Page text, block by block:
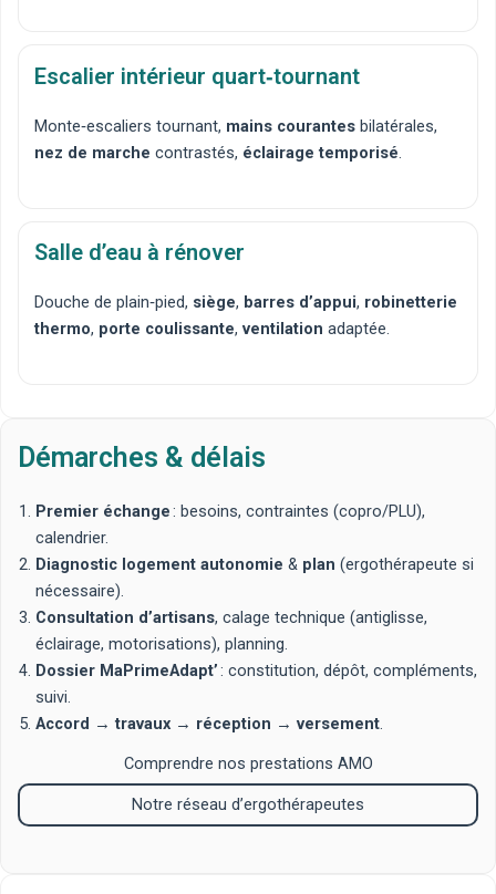
Escalier intérieur quart‑tournant
Monte‑escaliers tournant, mains courantes bilatérales,
nez de marche contrastés, éclairage temporisé.
Salle d’eau à rénover
Douche de plain‑pied, siège, barres d’appui, robinetterie
thermo, porte coulissante,ventilation adaptée.
Démarches & délais
Premier échange: besoins, contraintes (copro/PLU),
calendrier.
Diagnostic logement autonomie & plan (ergothérapeute si
nécessaire).
Consultation d’artisans, calage technique (antiglisse,
éclairage, motorisations), planning.
Dossier MaPrimeAdapt’: constitution, dépôt, compléments,
suivi.
Accord →travaux→ réception → versement.
Comprendre nos prestations AMO
Notre réseau d’ergothérapeutes